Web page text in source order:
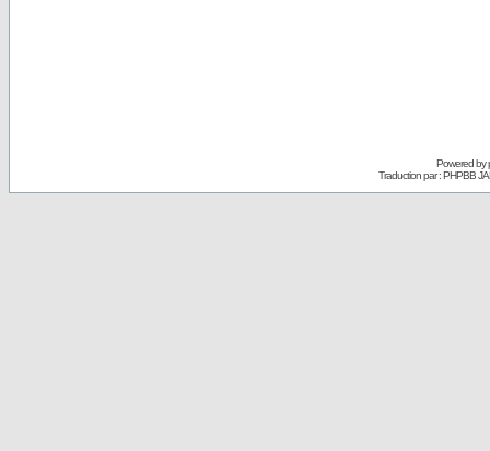
Powered by
Traduction par : PHPBB